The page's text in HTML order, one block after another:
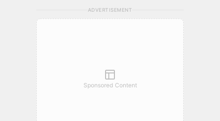
ADVERTISEMENT
Sponsored Content